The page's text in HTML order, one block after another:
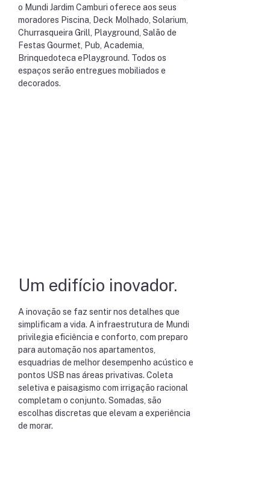
o Mundi Jardim Camburi oferece aos seus
moradores Piscina, Deck Molhado, Solarium,
Churrasqueira Grill, Playground, Salão de
Festas Gourmet, Pub, Academia,
Brinquedoteca ePlayground. Todos os
espaços serão entregues mobiliados e
decorados.
Um edifício inovador.
A inovação se faz sentir nos detalhes que
simplificam a vida. A infraestrutura de Mundi
privilegia eficiência e conforto, com preparo
para automação nos apartamentos,
esquadrias de melhor desempenho acústico e
pontos USB nas áreas privativas. Coleta
seletiva e paisagismo com irrigação racional
completam o conjunto. Somadas, são
escolhas discretas que elevam a experiência
de morar.